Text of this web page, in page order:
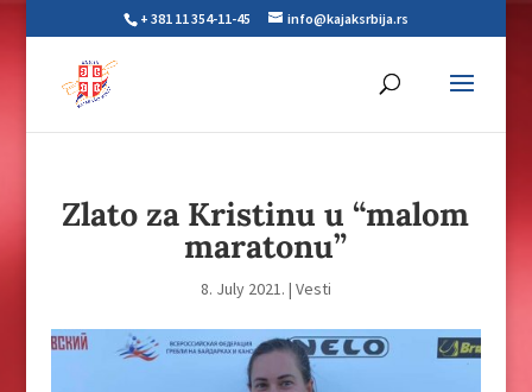
+ 381 11 354-11-45 info@kajaksrbija.rs
Zlato za Kristinu u “malom
maratonu”
8. July 2021. | Vesti